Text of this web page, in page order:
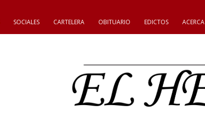
SOCIALES CARTELERA OBITUARIO EDICTOS